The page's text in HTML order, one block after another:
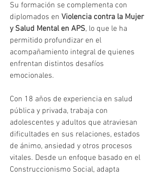
Su formación se complementa con
diplomados en Violencia contra la Mujer
y Salud Mental en APS, lo que le ha
permitido profundizar en el
acompañamiento integral de quienes
enfrentan distintos desafíos
emocionales.
Con 18 años de experiencia en salud
pública y privada, trabaja con
adolescentes y adultos que atraviesan
dificultades en sus relaciones, estados
de ánimo, ansiedad y otros procesos
vitales. Desde un enfoque basado en el
Construccionismo Social, adapta